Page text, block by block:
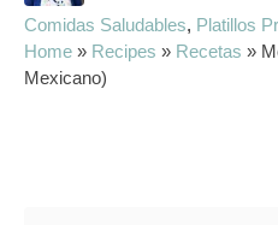
h
o
s
e
C
a
t
Comidas Saludables, Platillos
Home » Recipes » Recetas »
Mexicano)